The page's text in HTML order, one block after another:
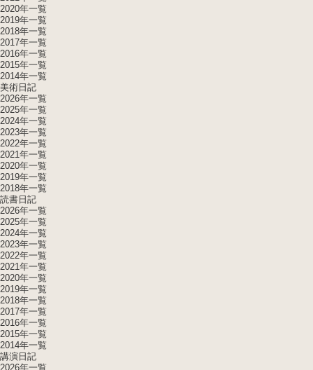
2020年一覧
2019年一覧
2018年一覧
2017年一覧
2016年一覧
2015年一覧
2014年一覧
美術日記
2026年一覧
2025年一覧
2024年一覧
2023年一覧
2022年一覧
2021年一覧
2020年一覧
2019年一覧
2018年一覧
読書日記
2026年一覧
2025年一覧
2024年一覧
2023年一覧
2022年一覧
2021年一覧
2020年一覧
2019年一覧
2018年一覧
2017年一覧
2016年一覧
2015年一覧
2014年一覧
講演日記
2026年一覧